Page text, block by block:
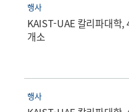
행사
KAIST-UAE 칼리파대학,
개소
행사